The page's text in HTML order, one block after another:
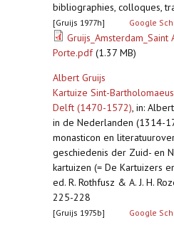
bibliographies, colloques,
[Gruijs 1977h] Google
Gruijs_Amsterdam_Saint
Porte.pdf(1.37 MB)
Albert Gruijs
Kartuize Sint-
Delft (1470-1572), in:
in de Nederlanden (1314-
monasticon en
geschiedenis der Zuid- en
kartuizen (= De Kartuizers
ed. R. Rothfusz & A. J. H.
225-228
[Gruijs 1975b] Google